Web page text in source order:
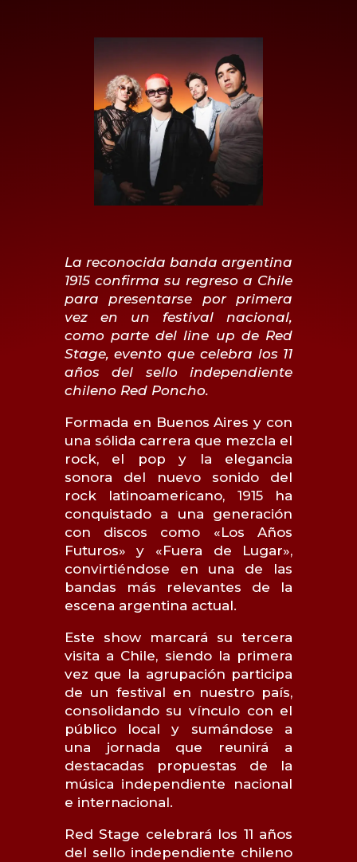
La reconocida banda argentina
1915 confirma su regreso a Chile
para presentarse por primera
vez en un festival nacional,
como parte del line up de Red
Stage, evento que celebra los 11
años del sello independiente
chileno Red Poncho.
Formada en Buenos Aires y con
una sólida carrera que mezcla el
rock, el pop y la elegancia
sonora del nuevo sonido del
rock latinoamericano, 1915 ha
conquistado a una generación
con discos como «Los Años
Futuros» y «Fuera de Lugar»,
convirtiéndose en una de las
bandas más relevantes de la
escena argentina actual.
Este show marcará su tercera
visita a Chile, siendo la primera
vez que la agrupación participa
de un festival en nuestro país,
consolidando su vínculo con el
público local y sumándose a
una jornada que reunirá a
destacadas propuestas de la
música independiente nacional
e internacional.
Red Stage celebrará los 11 años
del sello independiente chileno